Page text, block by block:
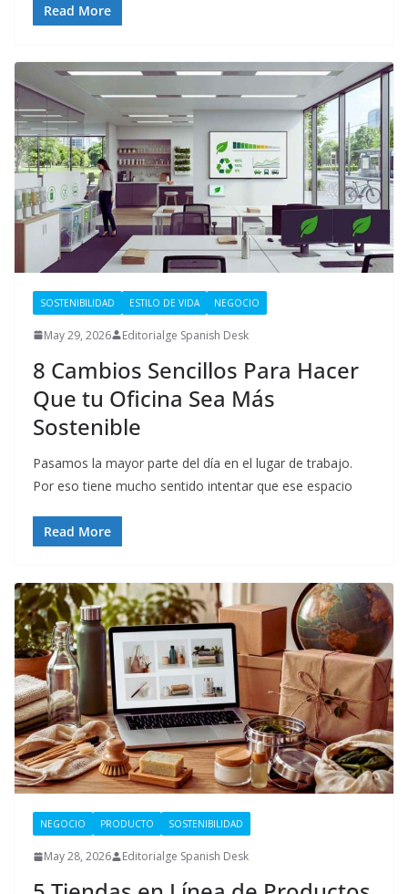
Read More
SOSTENIBILIDAD ESTILO DE VIDA NEGOCIO
May 29, 2026 Editorialge Spanish Desk
8 Cambios Sencillos Para Hacer
Que tu Oficina Sea Más
Sostenible
Pasamos la mayor parte del día en el lugar de trabajo.
Por eso tiene mucho sentido intentar que ese espacio
Read More
NEGOCIO PRODUCTO SOSTENIBILIDAD
May 28, 2026 Editorialge Spanish Desk